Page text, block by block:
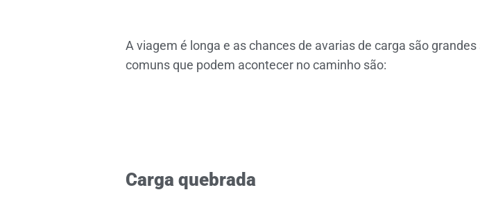
A viagem é longa e as chances de avarias de carga são
comuns que podem acontecer no caminho são:
Carga quebrada